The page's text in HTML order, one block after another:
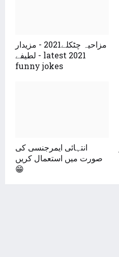
مزاحیہ چٹکلے2021 - مزیدار
لطیفے - latest 2021
funny jokes
انتہائی ایمرجنسی کی
صورت میں استعمال کریں
😁